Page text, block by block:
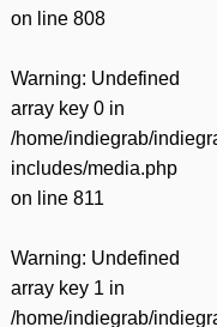
on line 808
Warning: Undefined
array key 0 in
/home/indiegrab/
includes/media.php
on line 811
Warning: Undefined
array key 1 in
/home/indiegrab/